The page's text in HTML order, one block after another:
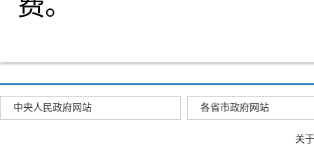
中央人民政府网站 各省市政府网站
关